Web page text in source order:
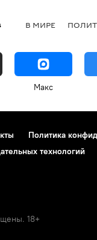
В МИРЕ
Макс
Политика
технологий
18+